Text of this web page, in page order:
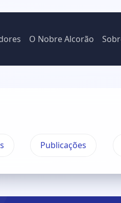
O Nobre Alcorão
Publicações